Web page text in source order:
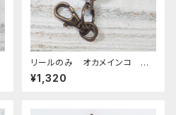
リールのみ オカメインコ ル
チノー グリーン おかめいん
こ
¥1,320